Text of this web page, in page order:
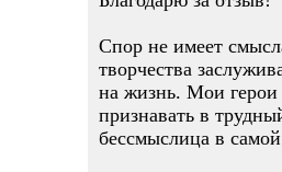
Спор не имеет
творчества
на жизнь. Мои герои
признавать в
бессмыслица в